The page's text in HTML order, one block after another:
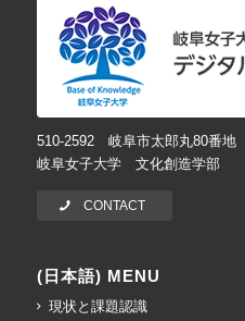
510-2592 岐阜市太郎丸80番地
岐阜女子大学 文化創造学部
CONTACT
(日本語) MENU
現状と課題認識